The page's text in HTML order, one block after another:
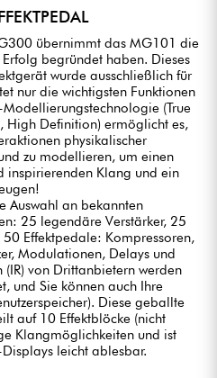
übernimmt das MG101 die
begründet haben. Dieses
wurde ausschließlich für
nur die wichtigsten Funktionen
(True
Definition) ermöglicht es,
physikalischer
zu modellieren, um einen
inspirierenden Klang und ein
Auswahl an bekannten
25 legendäre Verstärker, 25
Effektpedale: Kompressoren,
Modulationen, Delays und
(IR) von Drittanbietern werden
und Sie können auch Ihre
Diese geballte
auf 10 Effektblöcke (nicht
Klangmöglichkeiten und ist
leicht ablesbar.